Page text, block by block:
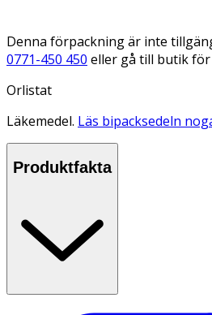
Denna förpackning är inte
0771-450 450 eller gå till butik
Orlistat
Läkemedel. Läs bipacksedeln
Produktfakta